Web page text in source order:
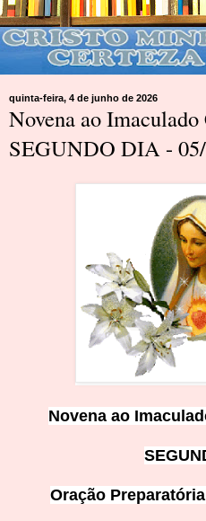
quinta-feira, 4 de junho de 2026
Novena ao
SEGUNDO DIA -
Novena ao
Oração